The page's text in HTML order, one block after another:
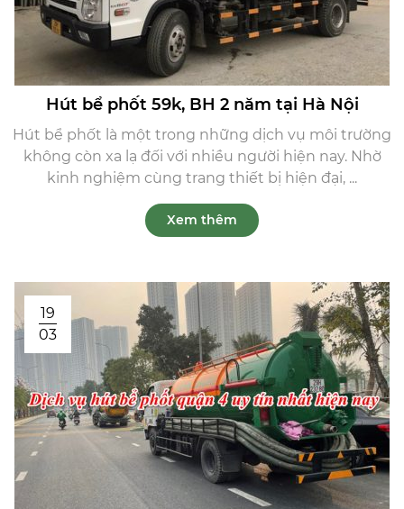
Hút bể phốt 59k, BH 2 năm tại Hà Nội
Hút bể phốt là một trong những dịch vụ môi trường
không còn xa lạ đối với nhiều người hiện nay. Nhờ
kinh nghiệm cùng trang thiết bị hiện đại, ...
Xem thêm
19
03